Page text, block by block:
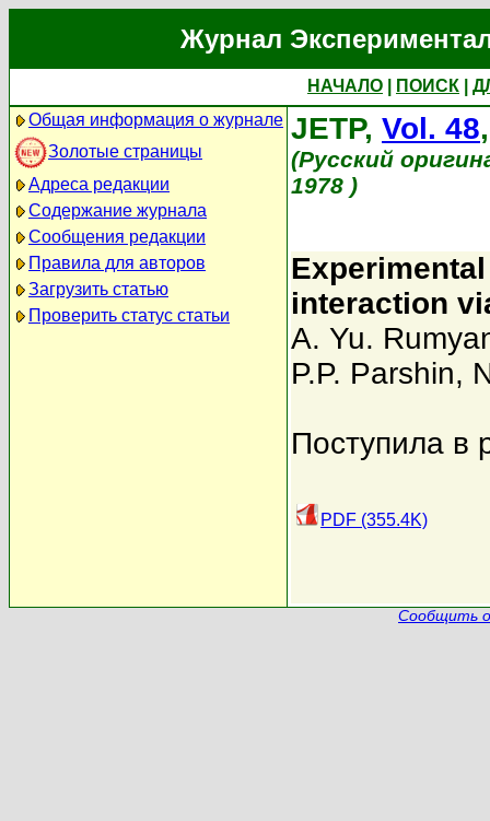
Журнал
НАЧАЛО ПОИСК
Общая информация о журнале
Золотые страницы
Адреса редакции
Содержание журнала
Сообщения редакции
Правила для авторов
Загрузить статью
Проверить статус статьи
JETP, Vol. 48
(Русский
1978 )
interaction
A. Yu.
P.P. Parshin,
Поступила в
PDF (355.4K)
Сообщить о